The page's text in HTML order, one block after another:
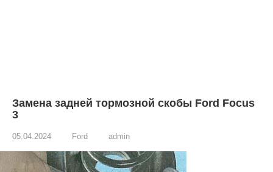
Замена задней тормозной скобы Ford Focus
3
05.04.2024 Ford admin